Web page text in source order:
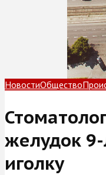
НовостиОбщество
желудок
иголку